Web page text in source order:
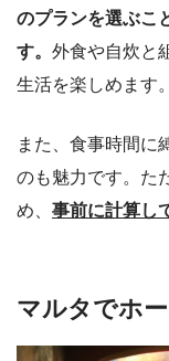
のプランを選ぶこ
す。 外食や自炊と
生活を楽しめます。
また、食事時間に
のも魅力です。た
め、 事前に計算し
マルタでホ